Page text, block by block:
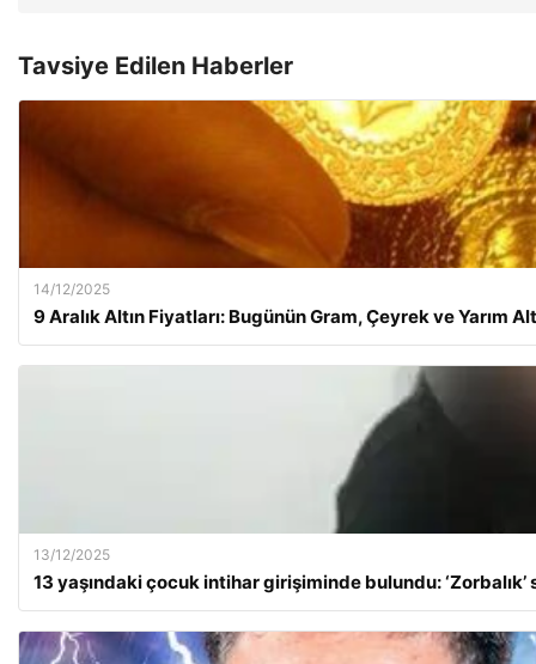
Tavsiye Edilen Haberler
14/12/2025
9 Aralık Altın Fiyatları: Bugünün Gram, Çeyrek ve Yarım
13/12/2025
13 yaşındaki çocuk intihar girişiminde bulundu: ‘Zorbalık’